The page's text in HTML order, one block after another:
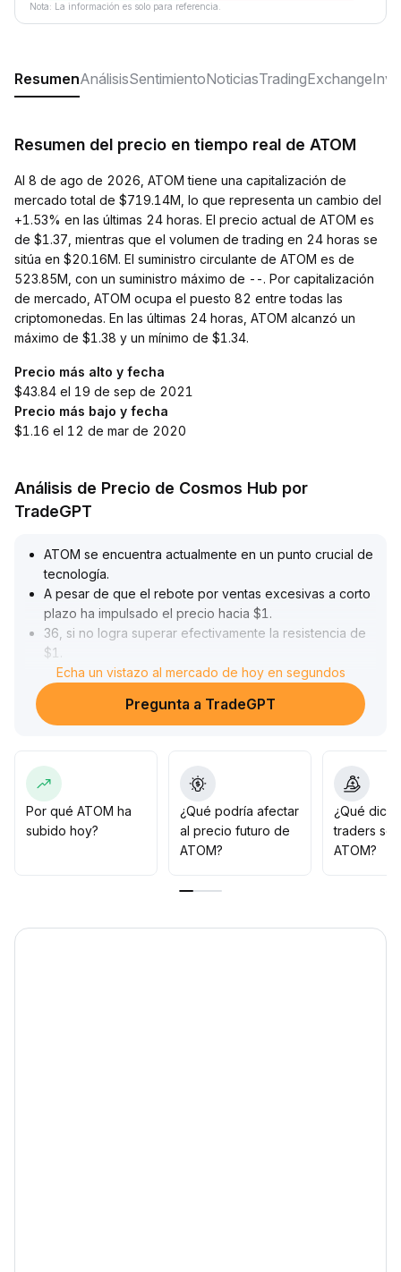
Nota: La información es solo para referencia.
ResumenAnálisisSentimientoNoticiasTradingExchange
Resumen del precio en tiempo real de ATOM
Al 8 de ago de 2026, ATOM tiene una capitalización de
mercado total de $719.14M, lo que representa un cambio del
+1.53% en las últimas 24 horas. El precio actual de ATOM es
de $1.37, mientras que el volumen de trading en 24 horas se
sitúa en $20.16M. El suministro circulante de ATOM es de
523.85M, con un suministro máximo de --. Por capitalización
de mercado, ATOM ocupa el puesto 82 entre todas las
criptomonedas. En las últimas 24 horas, ATOM alcanzó un
máximo de $1.38 y un mínimo de $1.34.
Precio más alto y fecha
$43.84 el 19 de sep de 2021
Precio más bajo y fecha
$1.16 el 12 de mar de 2020
Análisis de Precio de Cosmos Hub por
TradeGPT
ATOM se encuentra actualmente en un punto crucial de
tecnología.
A pesar de que el rebote por ventas excesivas a corto
plazo ha impulsado el precio hacia $1 .
36, si no logra superar efectivamente la resistencia de
$1
42, existe el riesgo de una corrección hacia $1.
28 y $1
50~$1
55, se confirmará una señal de reversión a mediano
plazo .
Se recomienda monitorear cuidadosamente los
cambios en el volumen y el desempeño en los rangos
Las colaboraciones institucionales mejoran el soporte a
por lo cual es adecuado planificar compras en caídas a
Echa un vistazo al mercado de hoy en segundos
Pregunta a TradeGPT
Por qué ATOM ha
subido hoy?
¿Qué podría afectar
al precio futuro de
ATOM?
¿Qué
traders
ATOM?